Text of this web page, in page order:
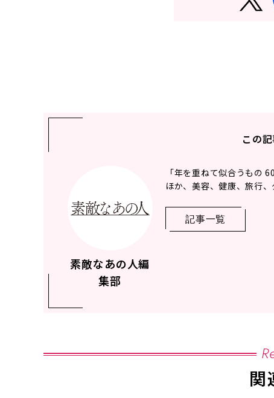
この
素敵なあの人編
集部
「年を重ねて似合うもの
ほか、美容、健康、旅行
記事一覧
関